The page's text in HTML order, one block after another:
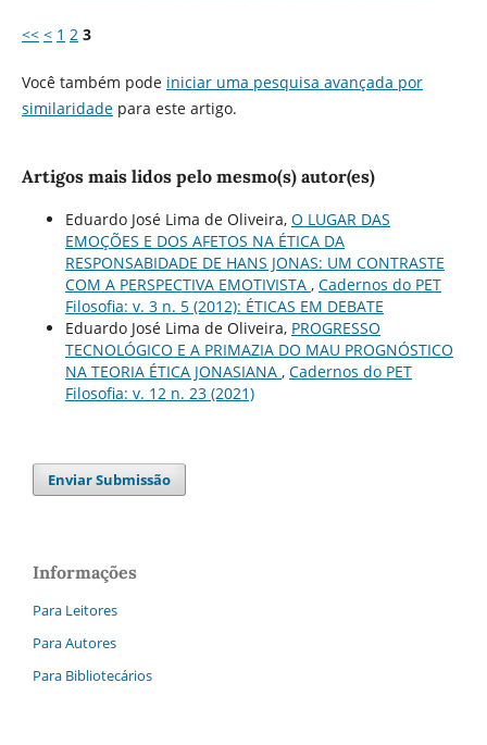
<< < 1 2 3
Você também pode iniciar uma pesquisa avançada por
similaridadepara este artigo.
Artigos mais lidos pelo mesmo(s) autor(es)
Eduardo José Lima de Oliveira, O LUGAR DAS
EMOÇÕES E DOS AFETOS NA ÉTICA DA
RESPONSABIDADE DE HANS JONAS: UM CONTRASTE
COM A PERSPECTIVA EMOTIVISTA , Cadernos do PET
Filosofia: v. 3 n. 5 (2012): ÉTICAS EM DEBATE
Eduardo José Lima de Oliveira, PROGRESSO
TECNOLÓGICO E A PRIMAZIA DO MAU PROGNÓSTICO
NA TEORIA ÉTICA JONASIANA , Cadernos do PET
Filosofia: v. 12 n. 23 (2021)
Enviar Submissão
Informações
Para Leitores
Para Autores
Para Bibliotecários